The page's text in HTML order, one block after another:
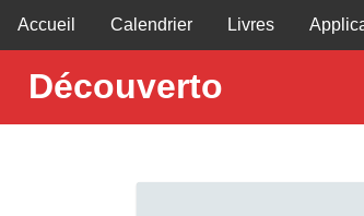
Accueil Calendrier Livres
Découverto